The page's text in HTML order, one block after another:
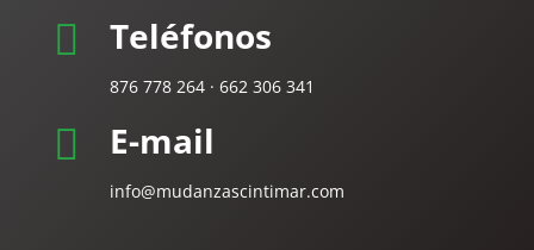
 Teléfonos
876 778 264 · 662 306 341
 E-mail
info@mudanzascintimar.com